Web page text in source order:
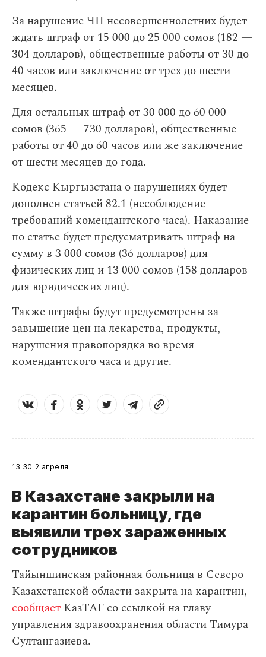
За нарушение ЧП несовершеннолетних будет
ждать штраф от 15 000 до 25 000 сомов (182 —
304 долларов), общественные работы от 30 до
40 часов или заключение от трех до шести
месяцев.
Для остальных штраф от 30 000 до 60 000
сомов (365 — 730 долларов), общественные
работы от 40 до 60 часов или же заключение
от шести месяцев до года.
Кодекс Кыргызстана о нарушениях будет
дополнен статьей 82.1 (несоблюдение
требований комендантского часа). Наказание
по статье будет предусматривать штраф на
сумму в 3 000 сомов (36 долларов) для
физических лиц и 13 000 сомов (158 долларов
для юридических лиц).
Также штрафы будут предусмотрены за
завышение цен на лекарства, продукты,
нарушения правопорядка во время
комендантского часа и другие.
13:30 2 апреля
В Казахстане закрыли на
карантин больницу, где
выявили трех зараженных
сотрудников
Тайыншинская районная больница в Северо-
Казахстанской области закрыта на карантин,
сообщает КазТАГ со ссылкой на главу
управления здравоохранения области Тимура
Султангазиева.